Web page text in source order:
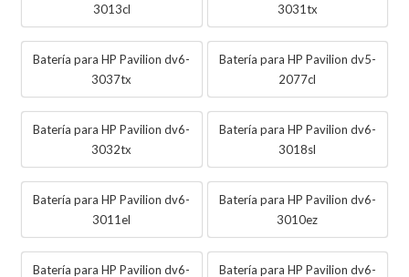
3013cl
3031tx
Batería para HP Pavilion dv6-
3037tx
Batería para HP Pavilion dv5-
2077cl
Batería para HP Pavilion dv6-
3032tx
Batería para HP Pavilion dv6-
3018sl
Batería para HP Pavilion dv6-
3011el
Batería para HP Pavilion dv6-
3010ez
Batería para HP Pavilion dv6-
Batería para HP Pavilion dv6-